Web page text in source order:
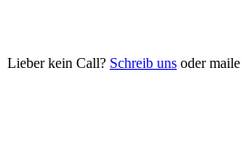
Lieber kein Call? Schreib uns oder